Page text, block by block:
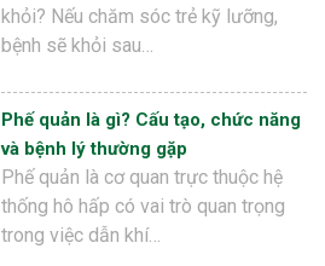
khỏi? Nếu chăm sóc trẻ kỹ lưỡng,
bệnh sẽ khỏi sau…
Phế quản là gì? Cấu tạo, chức năng
và bệnh lý thường gặp
Phế quản là cơ quan trực thuộc hệ
thống hô hấp có vai trò quan trọng
trong việc dẫn khí…